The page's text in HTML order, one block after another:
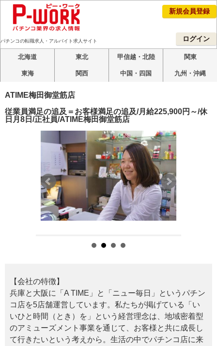
新規会員登録
ログイン
パチンコの転職求人・アルバイト求人サイト
北海道 東北 甲信越・北陸 関東
東海 関西 中国・四国 九州・沖縄
ATIME梅田御堂筋店
従業員満足の追及＝お客様満足の追及/月給225,900円～/休
日月8日/正社員/ATIME梅田御堂筋店
【会社の特徴】
兵庫と大阪に「A TIME」と「ニュー毎日」というパチン
コ店を5店舗運営しています。私たちが掲げている「い
いひと時間（とき）を」という経営理念は、地域密着型
のアミューズメント事業を通じて、お客様と共に成長し
て行きたいという考えから。生活の中でパチンコ店に来